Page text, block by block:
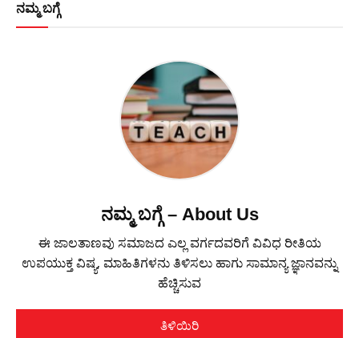
ನಮ್ಮ ಬಗ್ಗೆ
ನಮ್ಮ ಬಗ್ಗೆ – About Us
ಈ ಜಾಲತಾಣವು ಸಮಾಜದ ಎಲ್ಲ ವರ್ಗದವರಿಗೆ ವಿವಿಧ ರೀತಿಯ
ಉಪಯುಕ್ತ ವಿಷ್ಯ, ಮಾಹಿತಿಗಳನು ತಿಳಿಸಲು ಹಾಗು ಸಾಮಾನ್ಯ ಜ್ಞಾನವನ್ನು
ಹೆಚ್ಚಿಸುವ
ತಿಳಿಯಿರಿ